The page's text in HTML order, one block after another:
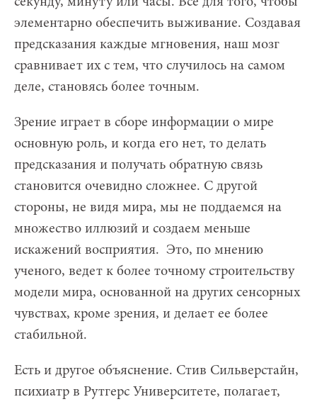
элементарно обеспечить выживание. Создавая
предсказания каждые мгновения, наш мозг
сравнивает их с тем, что случилось на самом
деле, становясь более точным.
Зрение играет в сборе информации о мире
основную роль, и когда его нет, то делать
предсказания и получать обратную связь
становится очевидно сложнее. С другой
стороны, не видя мира, мы не поддаемся на
множество иллюзий и создаем меньше
искажений восприятия. Это, по мнению
ученого, ведет к более точному строительству
модели мира, основанной на других сенсорных
чувствах, кроме зрения, и делает ее более
стабильной.
Есть и другое объяснение. Стив Сильверстайн,
психиатр в Рутгерс Университете, полагает,